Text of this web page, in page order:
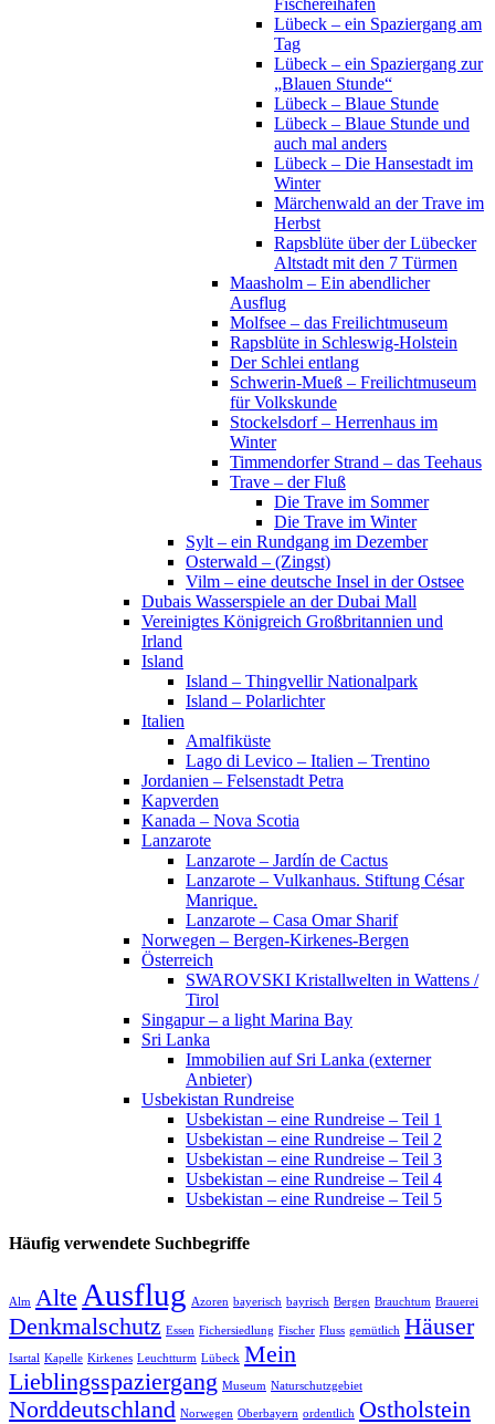
Fischereihafen
Lübeck – ein Spaziergang am
Tag
Lübeck – ein Spaziergang zur
„Blauen Stunde“
Lübeck – Blaue Stunde
Lübeck – Blaue Stunde und
auch mal anders
Lübeck – Die Hansestadt im
Winter
Märchenwald an der Trave im
Herbst
Rapsblüte über der Lübecker
Altstadt mit den 7 Türmen
Maasholm – Ein abendlicher
Ausflug
Molfsee – das Freilichtmuseum
Rapsblüte in Schleswig-Holstein
Der Schlei entlang
Schwerin-Mueß – Freilichtmuseum
für Volkskunde
Stockelsdorf – Herrenhaus im
Winter
Timmendorfer Strand – das Teehaus
Trave – der Fluß
Die Trave im Sommer
Die Trave im Winter
Sylt – ein Rundgang im Dezember
Osterwald – (Zingst)
Vilm – eine deutsche Insel in der Ostsee
Dubais Wasserspiele an der Dubai Mall
Vereinigtes Königreich Großbritannien und
Irland
Island
Island – Thingvellir Nationalpark
Island – Polarlichter
Italien
Amalfiküste
Lago di Levico – Italien – Trentino
Jordanien – Felsenstadt Petra
Kapverden
Kanada – Nova Scotia
Lanzarote
Lanzarote – Jardín de Cactus
Lanzarote – Vulkanhaus. Stiftung César
Manrique.
Lanzarote – Casa Omar Sharif
Norwegen – Bergen-Kirkenes-Bergen
Österreich
SWAROVSKI Kristallwelten in Wattens /
Tirol
Singapur – a light Marina Bay
Sri Lanka
Immobilien auf Sri Lanka (externer
Anbieter)
Usbekistan Rundreise
Usbekistan – eine Rundreise – Teil 1
Usbekistan – eine Rundreise – Teil 2
Usbekistan – eine Rundreise – Teil 3
Usbekistan – eine Rundreise – Teil 4
Usbekistan – eine Rundreise – Teil 5
Häufig verwendete Suchbegriffe
Alm Alte Ausflug Azoren bayerisch bayrisch Bergen Brauchtum Brauerei
Denkmalschutz Essen Fichersiedlung Fischer Fluss gemütlich Häuser
Isartal Kapelle Kirkenes Leuchtturm Lübeck Mein
Lieblingsspaziergang Museum Naturschutzgebiet
Norddeutschland Norwegen Oberbayern ordentlich Ostholstein